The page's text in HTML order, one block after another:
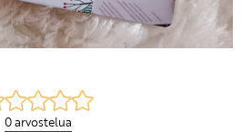
0 arvostelua